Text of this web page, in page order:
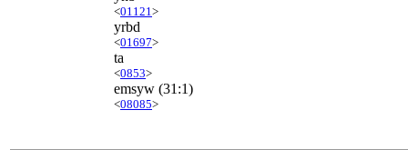
<01121 >
yrbd
<01697>
ta
<0853>
emsyw (31:1)
<08085>